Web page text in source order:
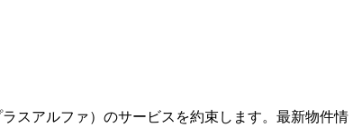
スアルファ）のサービスを約束します。最新物件情